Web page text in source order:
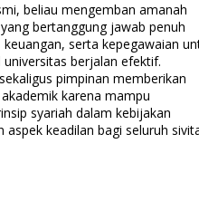
beliau mengemban amanah
bertanggung jawab penuh
serta kepegawaian
berjalan efektif.
pimpinan memberikan
karena mampu
syariah dalam kebijakan
keadilan bagi seluruh